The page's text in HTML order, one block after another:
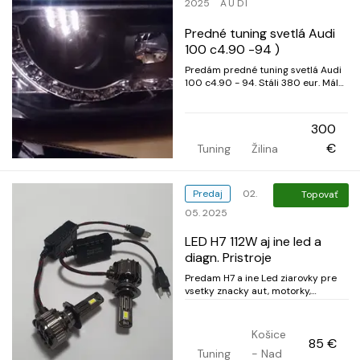
2025
AUDI
Predné tuning svetlá Audi
100 c4.90 -94 )
Predám predné tuning svetlá Audi
100 c4.90 - 94. Stáli 380 eur. Málo
Tuning Žilina
300
€
Predaj
02.
05. 2025
Topovať
LED H7 112W aj ine led a
diagn. Pristroje
Predam H7 a ine Led ziarovky pre
vsetky znacky aut, motorky,
autodiagnostiky(Nove Modely-info
volat)pre notebook, mobil!Pre
ponuku pozri vsetky inzeraty(Klikni
Tuning
Košice
- Nad
85 €